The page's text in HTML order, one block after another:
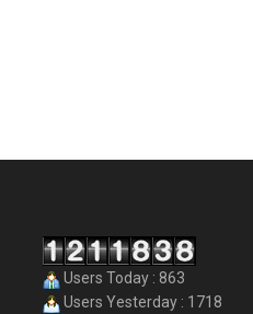
Users Today : 863
Users Yesterday : 1718